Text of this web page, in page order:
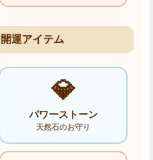
運アイテム
💎
パワーストーン
天然石のお守り